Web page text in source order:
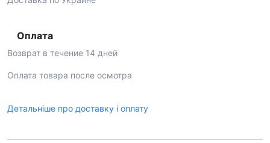
Оплата
Возврат в течение 14 дней
Оплата товара после осмотра
Детальніше про доставку і оплату